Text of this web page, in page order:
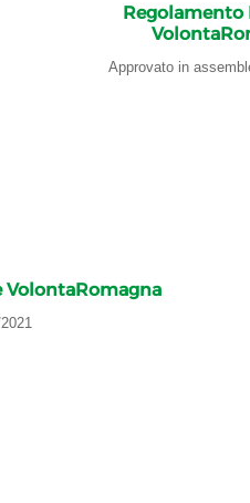
Regolamento
Approvato in
VolontaRomagna